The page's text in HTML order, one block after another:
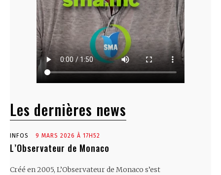
Les dernières news
INFOS 9 MARS 2026 À 17H52
L’Observateur de Monaco
Créé en 2005, L’Observateur de Monaco s’est